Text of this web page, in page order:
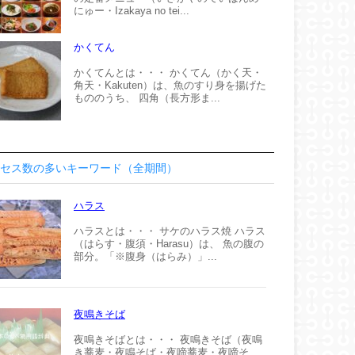
にゅー・Izakaya no tei...
かくてん
かくてんとは・・・ かくてん（かく天・
角天・Kakuten）は、魚のすり身を揚げた
もののうち、 四角（長方形ま...
ス数の多いキーワード（全期間）
ハラス
ハラスとは・・・ サケのハラス焼 ハラス
（はらす・腹須・Harasu）は、 魚の腹の
部分。「※腹身（はらみ）」...
夜鳴きそば
夜鳴きそばとは・・・ 夜鳴きそば（夜鳴
き蕎麦・夜鳴そば・夜啼蕎麦・夜啼そ